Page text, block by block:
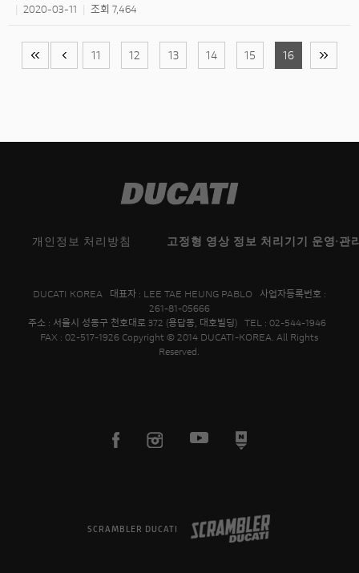
2020-03-11 조회 7,464
11 12 13 14 15 16
개인정보 처리방침 고정형 영상 정보 처리기기 운영·관
DUCATI KOREA 대표자 : LEE TAE HEUNG PABLO 사업자등록번호 :
261-81-05666
주소 : 서울시 성동구 천호대로 372 (용답동, 대호빌딩) TEL : 02-544-1946
FAX : 02-517-1926 Copyright © 2014 DUCATI-KOREA. All Rights
Reserved.
SCRAMBLER DUCATI